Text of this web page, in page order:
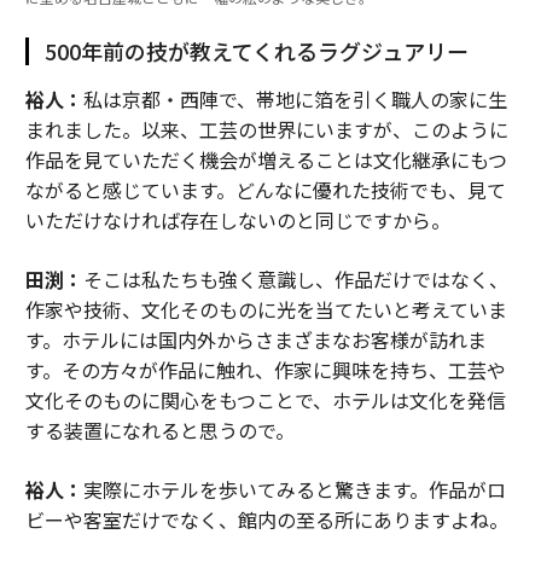
500年前の技が教えてくれるラグジュアリー
裕人： 私は京都・西陣で、帯地に箔を引く職人の家に生
まれました。以来、工芸の世界にいますが、このように
作品を見ていただく機会が増えることは文化継承にもつ
ながると感じています。どんなに優れた技術でも、見て
いただけなければ存在しないのと同じですから。
田渕： そこは私たちも強く意識し、作品だけではなく、
作家や技術、文化そのものに光を当てたいと考えていま
す。ホテルには国内外からさまざまなお客様が訪れま
す。その方々が作品に触れ、作家に興味を持ち、工芸や
文化そのものに関心をもつことで、ホテルは文化を発信
する装置になれると思うので。
裕人： 実際にホテルを歩いてみると驚きます。作品がロ
ビーや客室だけでなく、館内の至る所にありますよね。